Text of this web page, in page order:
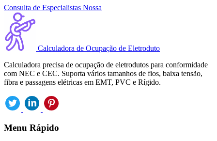
Consulta de Especialistas Nossa
Calculadora de Ocupação de Eletroduto
Calculadora precisa de ocupação de eletrodutos para conformidade
com NEC e CEC. Suporta vários tamanhos de fios, baixa tensão,
fibra e passagens elétricas em EMT, PVC e Rígido.
Menu Rápido